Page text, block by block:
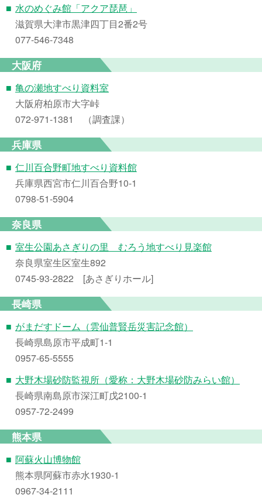
■ 水のめぐみ館「アクア琵琶」
滋賀県大津市黒津四丁目2番2号
077-546-7348
大阪府
■ 亀の瀬地すべり資料室
大阪府柏原市大字峠
072-971-1381 （調査課）
兵庫県
■ 仁川百合野町地すべり資料館
兵庫県西宮市仁川百合野10-1
0798-51-5904
奈良県
■ 室生公園あさぎりの里 むろう地すべり見楽館
奈良県室生区室生892
0745-93-2822 [あさぎりホール]
長崎県
■ がまだすドーム（雲仙普賢岳災害記念館）
長崎県島原市平成町1-1
0957-65-5555
■ 大野木場砂防監視所（愛称：大野木場砂防みらい館）
長崎県南島原市深江町戊2100-1
0957-72-2499
熊本県
■ 阿蘇火山博物館
熊本県阿蘇市赤水1930-1
0967-34-2111